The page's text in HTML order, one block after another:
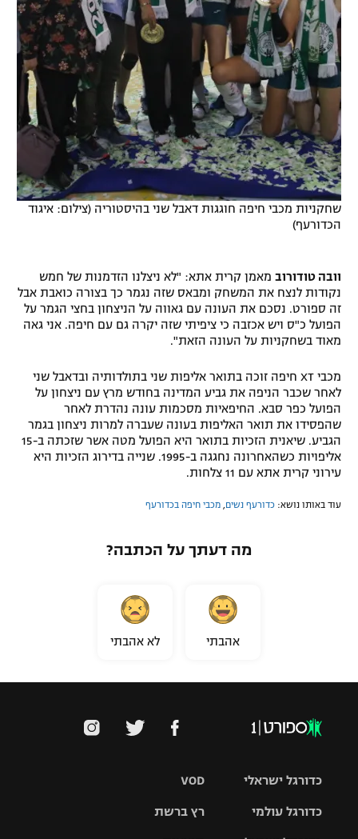
שחקניות מכבי חיפה חוגגות דאבל שני בהיסטוריה (צילום: איגוד
הכדורעף)
וובה טודורוב מאמן קרית אתא: "לא ניצלנו הזדמנות של חמש
נקודות לנצח את המשחק ומבאס שזה נגמר כך בצורה כואבת אבל
זה ספורט. נסכם את העונה עם גאווה על הניצחון בחצי הגמר על
הפועל כ"ס ויש אכזבה כי ציפיתי שזה יקרה גם עם חיפה. אני גאה
מאוד בשחקניות על העונה הזאת".
מכבי XT חיפה זוכה בתואר אליפות שני בתולדותיה ובדאבל שני
לאחר שכבר הניפה את גביע המדינה בחודש מרץ עם ניצחון על
הפועל כפר סבא. החיפאיות מסכמות עונה נהדרת לאחר
שהפסידו את תואר האליפות בעונה שעברה למרות ניצחון בגמר
הגביע. שיאנית הזכיות בתואר היא הפועל מטה אשר שזכתה ב-15
אליפויות כשהאחרונה נחגגה ב-1995. שנייה בדירוג הזכיות היא
עירוני קרית אתא עם 11 צלחות.
עוד באותו נושא: כדורעף נשים, מכבי חיפה בכדורעף
מה דעתך על הכתבה?
אהבתי לא אהבתי
VOD
רץ ברשת
כדורגל ישראלי
כדורגל עולמי